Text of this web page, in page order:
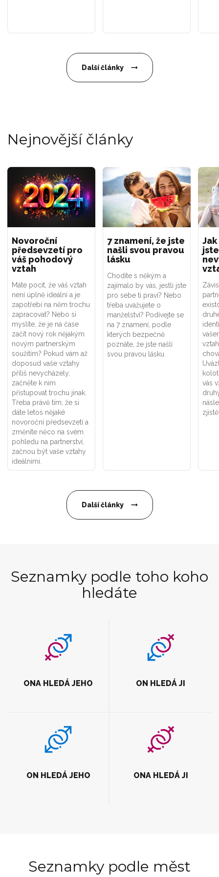
Další články
Nejnovější články
Novoroční
předsevzetí pro
váš pohodový
vztah
Máte pocit, že váš vztah
není úplně ideální a je
zapotřebí na něm trochu
zapracovat? Nebo si
myslíte, že je na čase
začít nový rok nějakým
novým partnerským
soužitím? Pokud vám až
doposud vaše vztahy
příliš nevycházely,
začněte k nim
přistupovat trochu jinak.
Třeba právě tím, že si
dáte letos nějaké
novoroční předsevzetí a
změníte něco na svém
pohledu na partnerství,
začnou být vaše vztahy
ideálními.
7 znamení, že jste
našli svou pravou
lásku
Chodíte s někým a
zajímalo by vás, jestli jste
pro sebe ti praví? Nebo
třeba uvažujete o
manželství? Podívejte se
na 7 znamení, podle
kterých bezpečně
poznáte, že jste našli
svou pravou lásku.
vás
Další články
Seznamky podle toho koho
hledáte
ONA HLEDÁ JEHO ON HLEDÁ JI
ON HLEDÁ JEHO ONA HLEDÁ JI
Seznamky podle měst